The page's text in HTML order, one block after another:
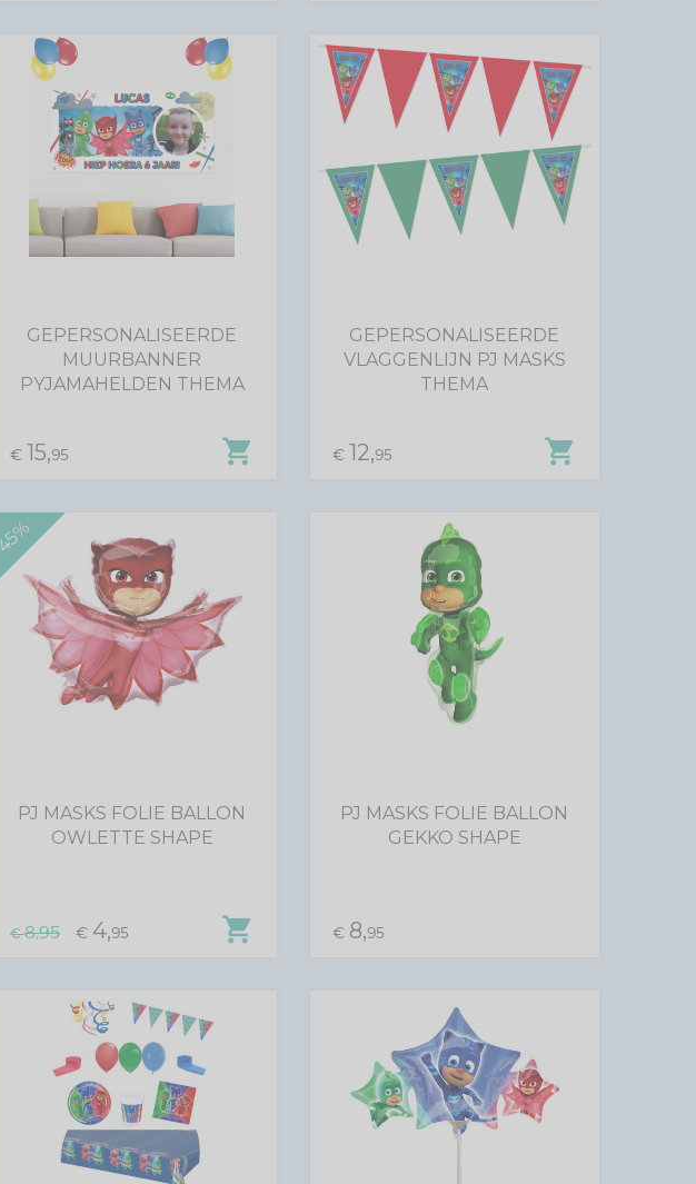
shopping_cart
GEPERSONALISEERDE
MUURBANNER
PYJAMAHELDEN THEMA
€ 15,95 shopping_cart
GEPERSONALISEERDE
VLAGGENLIJN PJ MASKS
THEMA
€ 12,95
45%
shopping_cart
PJ MASKS FOLIE BALLON
OWLETTE SHAPE
€8,95 € 4,95
PJ MASKS FOLIE BALLON
GEKKO SHAPE
€ 8,95